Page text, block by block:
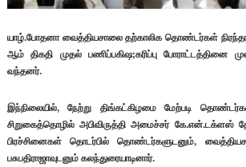
யாழ்.போதனா வைத்தியசாலை தற்காலிக தொண்டர்கள்
ஆம் திகதி முதல் பணிப்பகிஷ;கரிப்பு போராட்டத்தினை
வந்தனர்.
இந்நிலையில், நேற்று திங்கட்கிழமை மேற்படி
சிறுகைத்தொழில் அபிவிருத்தி அமைச்சர்
பிரச்சினைகள் தொடர்பில் தொண்டர்களுடனும்,
பசுபதிராஜாவுடனும் கலந்துரையாடினார்.